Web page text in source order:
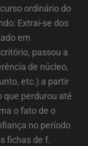
ordinário do
Extrai-se dos
em
passou a
de núcleo,
etc.) a partir
que perdurou até
o fato de o
no período
fichas de f.